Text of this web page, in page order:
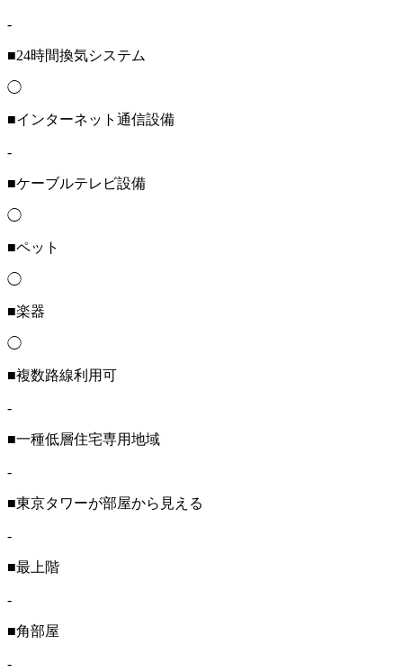
-
■24時間換気システム
◯
■インターネット通信設備
-
■ケーブルテレビ設備
◯
■ペット
◯
■楽器
◯
■複数路線利用可
-
■一種低層住宅専用地域
-
■東京タワーが部屋から見える
-
■最上階
-
■角部屋
-